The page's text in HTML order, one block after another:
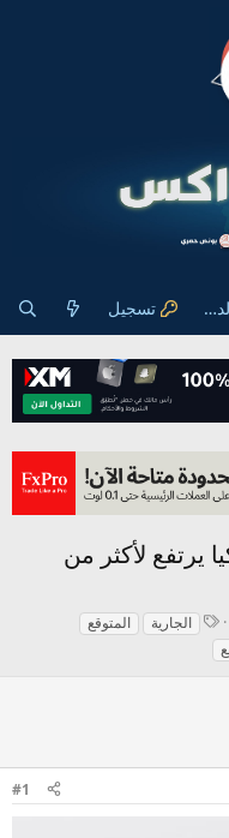
تسجيل
يرتفع لأكثر من
ا الجارية
المتوقع
#1